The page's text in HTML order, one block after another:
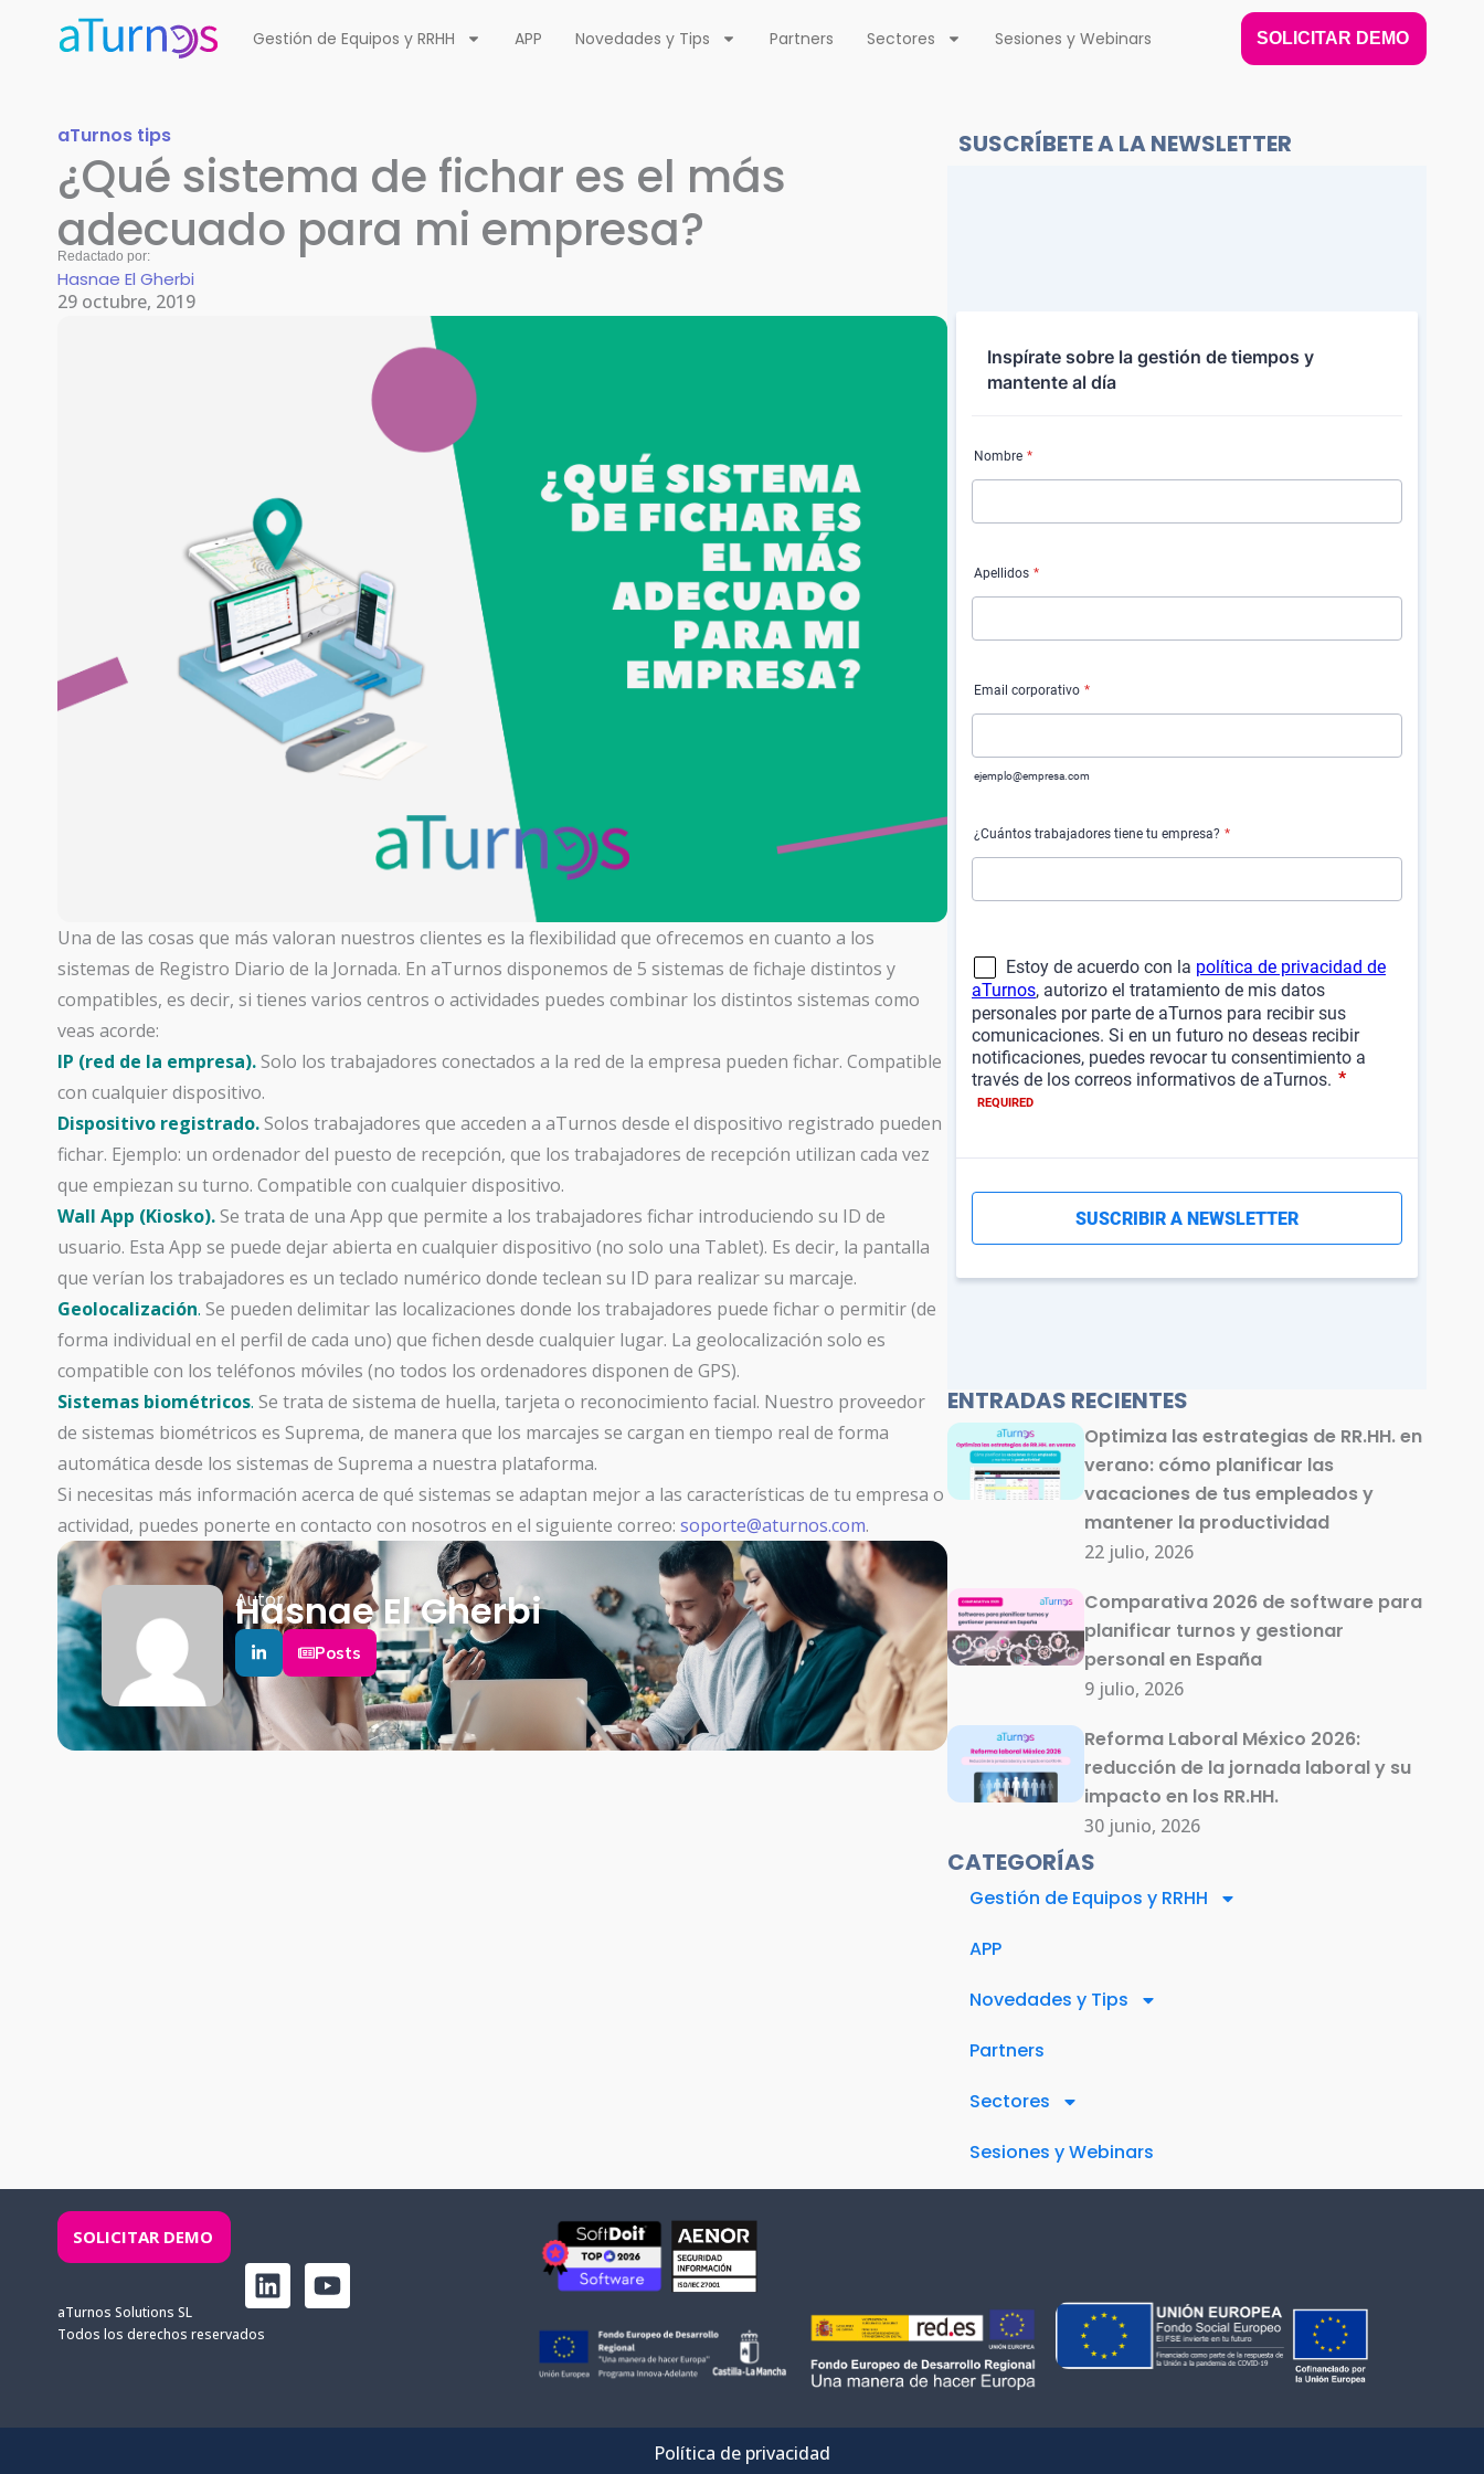
Gestión de Equipos y RRHH APP Novedades y Tips Partners Sectores Sesiones y Webinars SOLICITAR DEMO
aTurnos tips
¿Qué sistema de fichar es el más
adecuado para mi empresa?
Redactado por:
Hasnae El Gherbi
29 octubre, 2019
Una de las cosas que más valoran nuestros clientes es la flexibilidad que ofrecemos en cuanto a los
sistemas de Registro Diario de la Jornada. En aTurnos disponemos de 5 sistemas de fichaje distintos y
compatibles, es decir, si tienes varios centros o actividades puedes combinar los distintos sistemas como
veas acorde:
IP (red de la empresa).Solo los trabajadores conectados a la red de la empresa pueden fichar. Compatible
con cualquier dispositivo.
Dispositivo registrado.Solos trabajadores que acceden a aTurnos desde el dispositivo registrado pueden
fichar. Ejemplo: un ordenador del puesto de recepción, que los trabajadores de recepción utilizan cada vez
que empiezan su turno. Compatible con cualquier dispositivo.
Wall App (Kiosko).Se trata de una App que permite a los trabajadores fichar introduciendo su ID de
usuario. Esta App se puede dejar abierta en cualquier dispositivo (no solo una Tablet). Es decir, la pantalla
que verían los trabajadores es un teclado numérico donde teclean su ID para realizar su marcaje.
Geolocalización. Se pueden delimitar las localizaciones donde los trabajadores puede fichar o permitir (de
forma individual en el perfil de cada uno) que fichen desde cualquier lugar. La geolocalización solo es
compatible con los teléfonos móviles (no todos los ordenadores disponen de GPS).
Sistemas biométricos. Se trata de sistema de huella, tarjeta o reconocimiento facial. Nuestro proveedor
de sistemas biométricos es Suprema, de manera que los marcajes se cargan en tiempo real de forma
automática desde los sistemas de Suprema a nuestra plataforma.
Si necesitas más información acerca de qué sistemas se adaptan mejor a las características de tu empresa o
actividad, puedes ponerte en contacto con nosotros en el siguiente correo: soporte@aturnos.com.
Autor
Hasnae El Gherbi
Posts
SUSCRÍBETE A LA NEWSLETTER
ENTRADAS RECIENTES
Optimiza las estrategias de RR.HH. en
verano: cómo planificar las
vacaciones de tus empleados y
mantener la productividad
22 julio, 2026
Comparativa 2026 de software para
planificar turnos y gestionar
personal en España
9 julio, 2026
Reforma Laboral México 2026:
reducción de la jornada laboral y su
impacto en los RR.HH.
30 junio, 2026
CATEGORÍAS
Gestión de Equipos y RRHH
APP
Novedades y Tips
Partners
Sectores
Sesiones y Webinars
SOLICITAR DEMO
L
i
i
Y
o
e
aTurnos Solutions SL
Todos los derechos reservados
Política de privacidad